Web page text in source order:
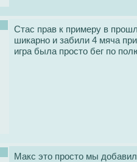
Стас прав к примеру в
шикарно и забили 4 мяча
игра была просто бег по
Макс это просто мы